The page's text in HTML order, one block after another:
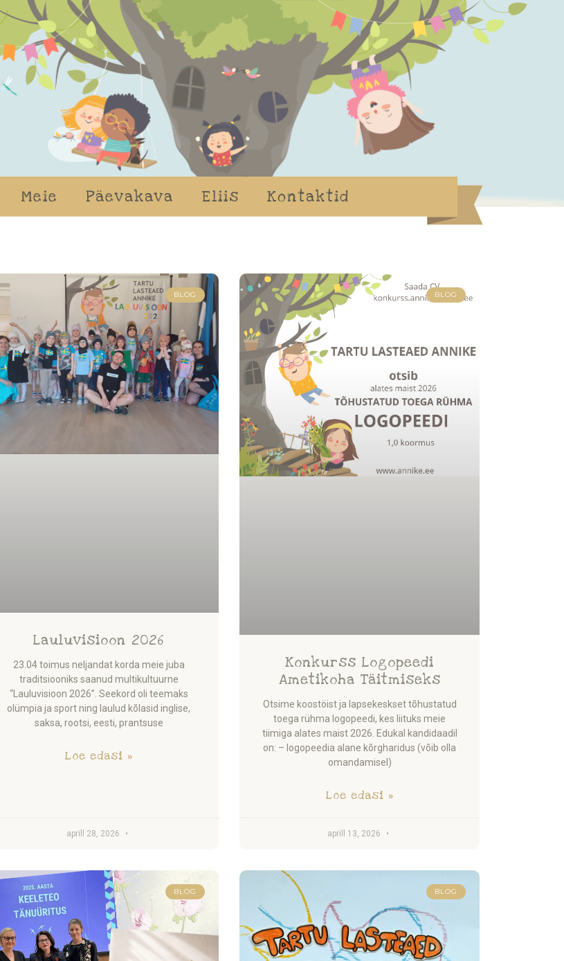
Meie Päevakava Eliis Kontaktid
BLOG
Lauluvisioon 2026
23.04 toimus neljandat korda meie juba
traditsiooniks saanud multikultuurne
“Lauluvisioon 2026”. Seekord oli teemaks
olümpia ja sport ning laulud kõlasid inglise,
saksa, rootsi, eesti, prantsuse
Loe edasi »
aprill 28, 2026
BLOG
Konkurss Logopeedi
Ametikoha Täitmiseks
Otsime koostöist ja lapsekeskset tõhustatud
toega rühma logopeedi, kes liituks meie
tiimiga alates maist 2026. Edukal kandidaadil
on: – logopeedia alane kõrgharidus (võib olla
omandamisel)
Loe edasi »
aprill 13, 2026
BLOG BLOG